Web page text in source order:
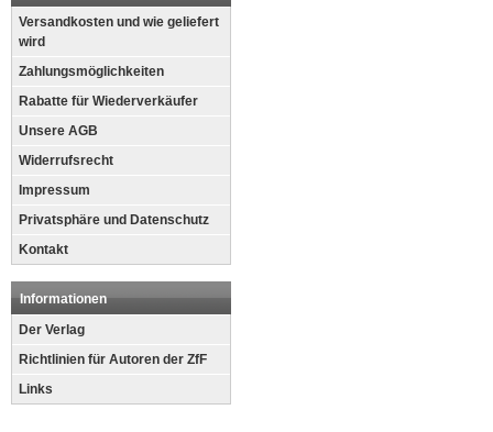
Versandkosten und wie geliefert
wird
Zahlungsmöglichkeiten
Rabatte für Wiederverkäufer
Unsere AGB
Widerrufsrecht
Impressum
Privatsphäre und Datenschutz
Kontakt
Informationen
Der Verlag
Richtlinien für Autoren der ZfF
Links